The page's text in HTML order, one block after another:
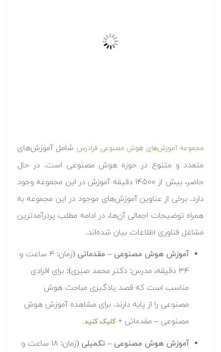
مجموعه آموزش‌های هوش مصنوعی فرادرس شامل آموزش‌های
متعدد و متنوع در حوزه هوش مصنوعی است. در حال
حاضر، بیش از ۱۴۵۰۰ دقیقه آموزش در این مجموعه وجود
دارد. برخی از عناوین آموزش‌های موجود در این مجموعه به
همراه توضیحات اجمالی آن‌ها، در ادامه مطلب پردرآمدترین
مشاغل فناوری اطلاعات بیان شده‌اند.
آموزش هوش مصنوعی – مقدماتی
(زمان: ۴ ساعت و
۳۴ دقیقه، مدرس: دکتر محمد صبری): برای افرادی
مناسب است که قصد یادگیری مباحث هوش
مصنوعی را از پایه دارند. برای مشاهده آموزش هوش
مصنوعی – مقدماتی +کلیک کنید.
آموزش هوش مصنوعی – تکمیلی
(زمان: ۱۸ ساعت و